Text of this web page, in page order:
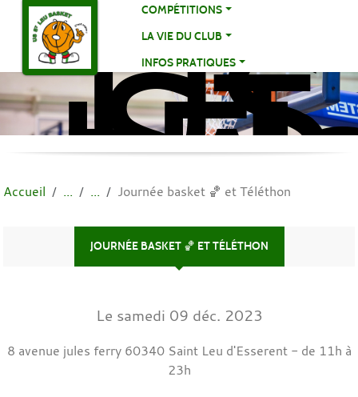
COMPÉTITIONS
LA VIE DU CLUB
INFOS PRATIQUES
US
ST
Accueil Journée basket 🏀 et Téléthon
JOURNÉE BASKET 🏀 ET TÉLÉTHON
Le samedi 09 déc. 2023
8 avenue jules ferry 60340 Saint Leu d'Esserent - de 11h à
23h
Panneau de gestion des cookies